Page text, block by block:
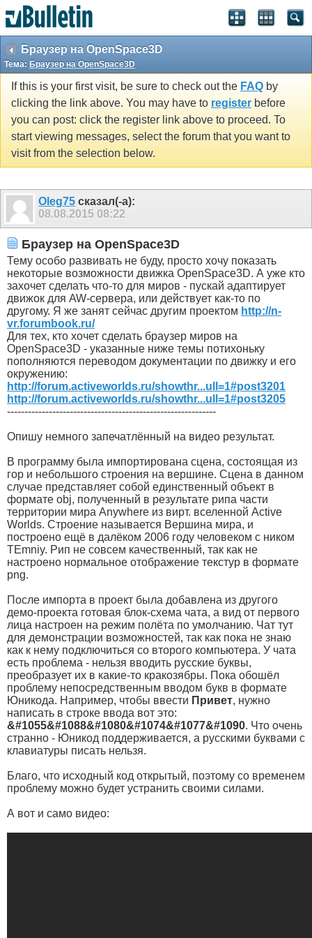
Браузер на OpenSpace3D
Тема: Браузер на OpenSpace3D
If this is your first visit, be sure to check out the FAQ by
clicking the link above. You may have to register before
you can post: click the register link above to proceed. To
start viewing messages, select the forum that you want to
visit from the selection below.
Оlеg75 сказал(-а):
08.08.2015 08:22
Браузер на OpenSpace3D
Тему особо развивать не буду, просто хочу показать
некоторые возможности движка OpenSpace3D. А уже кто
захочет сделать что-то для миров - пускай адаптирует
движок для AW-сервера, или действует как-то по
другому. Я же занят сейчас другим проектом http://n-
vr.forumbook.ru/
Для тех, кто хочет сделать браузер миров на
OpenSpace3D - указанные ниже темы потихоньку
пополняются переводом документации по движку и его
окружению:
http://forum.activeworlds.ru/showthr...ull=1#post3201
http://forum.activeworlds.ru/showthr...ull=1#post3205
------------------------------------------------------------
Опишу немного запечатлённый на видео результат.
В программу была импортирована сцена, состоящая из
гор и небольшого строения на вершине. Сцена в данном
случае представляет собой единственный объект в
формате obj, полученный в результате рипа части
территории мира Anywhere из вирт. вселенной Active
Worlds. Строение называется Вершина мира, и
построено ещё в далёком 2006 году человеком с ником
TEmniy. Рип не совсем качественный, так как не
настроено нормальное отображение текстур в формате
png.
После импорта в проект была добавлена из другого
демо-проекта готовая блок-схема чата, а вид от первого
лица настроен на режим полёта по умолчанию. Чат тут
для демонстрации возможностей, так как пока не знаю
как к нему подключиться со второго компьютера. У чата
есть проблема - нельзя вводить русские буквы,
преобразует их в какие-то кракозябры. Пока обошёл
проблему непосредственным вводом букв в формате
Юникода. Например, чтобы ввести Привет, нужно
написать в строке ввода вот это:
&#1055&#1088&#1080&#1074&#1077&#1090. Что очень
странно - Юникод поддерживается, а русскими буквами с
клавиатуры писать нельзя.
Благо, что исходный код открытый, поэтому со временем
проблему можно будет устранить своими силами.
А вот и само видео: